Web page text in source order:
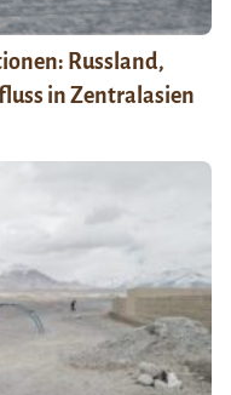
Russland,
in Zentralasien